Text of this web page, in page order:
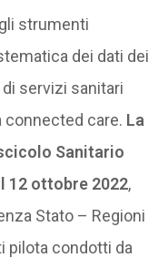
strumenti
dei dati dei
servizi sanitari
connected care. La
Sanitario
12 ottobre 2022,
Stato – Regioni
pilota condotti da